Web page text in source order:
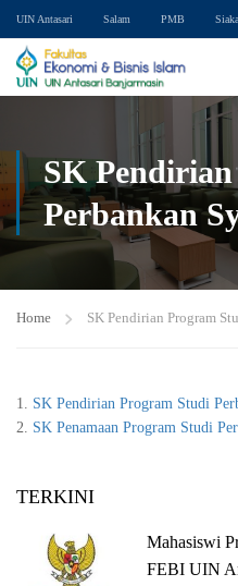
UIN Antasari Salam PMB
SK
Perbankan
Home SK Pendirian Program
SK Pendirian Program Studi
SK Penamaan Program Studi
TERKINI
Mahasiswi
FEBI UIN